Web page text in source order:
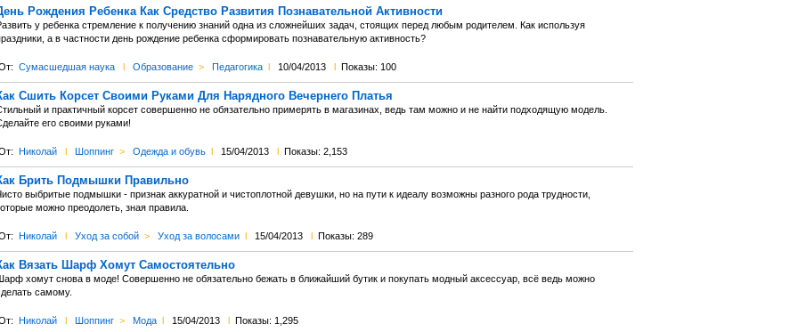
Рождения Ребенка Как Средство Развития Познавательной Активности
у ребенка стремление к получению знаний одна из сложнейших задач, стоящих перед любым родителем. Как используя
а в частности день рождение ребенка сформировать познавательную активность?
Сумасшедшая наука l Образование > Педагогика l 10/04/2013 l Показы: 100
Сшить Корсет Своими Руками Для Нарядного Вечернего Платья
и практичный корсет совершенно не обязательно примерять в магазинах, ведь там можно и не найти подходящую модель.
его своими руками!
Николай l Шоппинг > Одежда и обувь l 15/04/2013 l Показы: 2,153
Брить Подмышки Правильно
выбритые подмышки - признак аккуратной и чистоплотной девушки, но на пути к идеалу возможны разного рода трудности,
можно преодолеть, зная правила.
Николай l Уход за собой > Уход за волосами l 15/04/2013 l Показы: 289
Вязать Шарф Хомут Самостоятельно
хомут снова в моде! Совершенно не обязательно бежать в ближайший бутик и покупать модный аксессуар, всё ведь можно
самому.
Николай l Шоппинг > Мода l 15/04/2013 l Показы: 1,295